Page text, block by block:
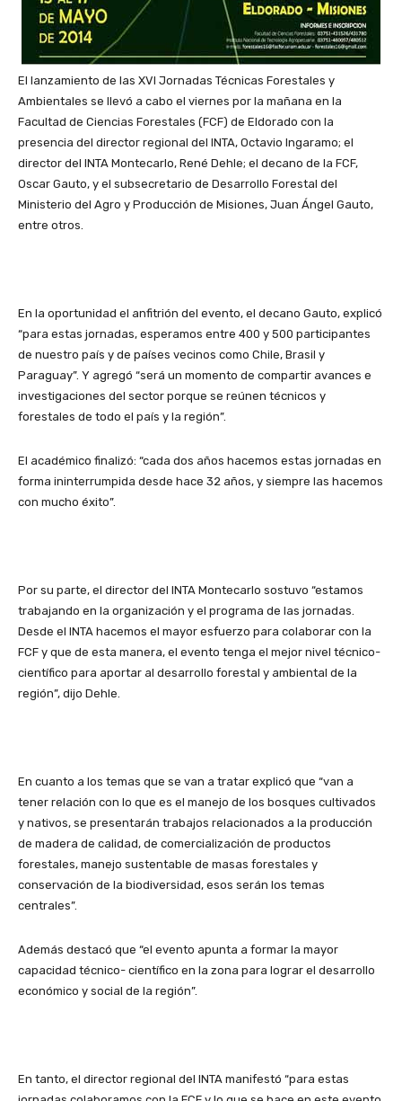
El lanzamiento de las XVI Jornadas Técnicas Forestales y
Ambientales se llevó a cabo el viernes por la mañana en la
Facultad de Ciencias Forestales (FCF) de Eldorado con la
presencia del director regional del INTA, Octavio Ingaramo; el
director del INTA Montecarlo, René Dehle; el decano de la FCF,
Oscar Gauto, y el subsecretario de Desarrollo Forestal del
Ministerio del Agro y Producción de Misiones, Juan Ángel Gauto,
entre otros.
En la oportunidad el anfitrión del evento, el decano Gauto, explicó
“para estas jornadas, esperamos entre 400 y 500 participantes
de nuestro país y de países vecinos como Chile, Brasil y
Paraguay”. Y agregó “será un momento de compartir avances e
investigaciones del sector porque se reúnen técnicos y
forestales de todo el país y la región”.
El académico finalizó: “cada dos años hacemos estas jornadas en
forma ininterrumpida desde hace 32 años, y siempre las hacemos
con mucho éxito”.
Por su parte, el director del INTA Montecarlo sostuvo “estamos
trabajando en la organización y el programa de las jornadas.
Desde el INTA hacemos el mayor esfuerzo para colaborar con la
FCF y que de esta manera, el evento tenga el mejor nivel técnico-
científico para aportar al desarrollo forestal y ambiental de la
región”, dijo Dehle.
En cuanto a los temas que se van a tratar explicó que “van a
tener relación con lo que es el manejo de los bosques cultivados
y nativos, se presentarán trabajos relacionados a la producción
de madera de calidad, de comercialización de productos
forestales, manejo sustentable de masas forestales y
conservación de la biodiversidad, esos serán los temas
centrales”.
Además destacó que “el evento apunta a formar la mayor
capacidad técnico- científico en la zona para lograr el desarrollo
económico y social de la región”.
En tanto, el director regional del INTA manifestó “para estas